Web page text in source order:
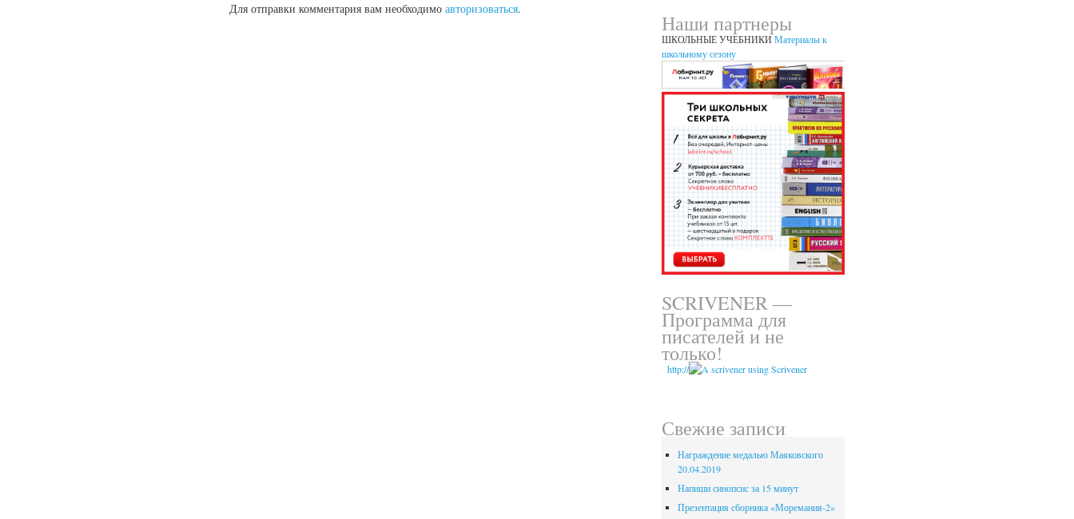
Для отправки комментария вам необходимо авторизоваться.
Наши партнеры
ШКОЛЬНЫЕ УЧЕБНИКИ Материалы к
школьному сезону
SCRIVENER —
Программа для
писателей и не
только!
http://
Свежие записи
Награждение медалью Маяковского
20.04.2019
Напиши синопсис за 15 минут
Презентация сборника «Моремания-2»